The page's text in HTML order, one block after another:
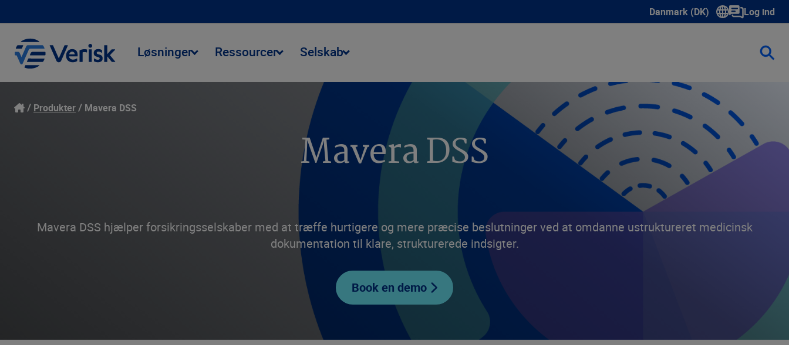
Danmark (DK)
Show submenu for language
Log ind
Løsninger Ressourcer Selskab
Produkter Mavera DSS
Mavera DSS
Mavera DSS hjælper forsikringsselskaber med at træffe hurtigere og mere præcise beslutninger ved at omdanne ustruktureret medicinsk
dokumentation til klare, strukturerede indsigter.
Book en demo